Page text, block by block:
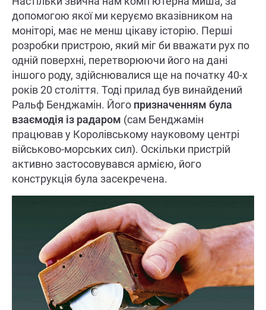
допомогою якої ми керуємо вказівником на
моніторі, має не менш цікаву історію. Перші
розробки пристрою, який міг би вважати рух по
одній поверхні, перетворюючи його на дані
іншого роду, здійснювалися ще на початку 40-х
років 20 століття. Тоді прилад був винайдений
Ральф Бенджамін. Його призначенням була
взаємодія із радаром (сам Бенджамін
працював у Королівському науковому центрі
військово-морських сил). Оскільки пристрій
активно застосовувався армією, його
конструкція була засекречена.